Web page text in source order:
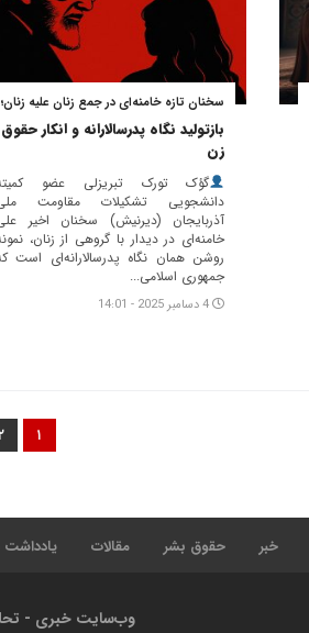
سخنان تازه خامنه‌ای در جمع زنان علیه زنان؛
بازتولید نگاه پدرسالارانه و انکار حقوق
زن
گؤک‌ تورک تبریزلی عضو
دانشجویی تشکیلات مقاومت
آذربایجان (دیرنیش) سخنان اخیر
خامنه‌ای در دیدار با گروهی از زنان،
روشن همان نگاه پدرسالارانه‌ای است
جمهوری اسلامی...
4 دسامبر 2025 - 14:01
۱
خبر حقوق بشر مقالات
وب‌سایت خبری -